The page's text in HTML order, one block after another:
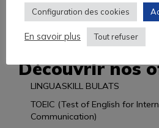
L’Académie des Langues vous
linguistique complet et gratuit et
l’ensemble de vos démarches
Découvrir nos
LINGUASKILL BULATS
TOEIC (Test of English for
Communication)
Configuration des cookies
En savoir plus Tout refuser